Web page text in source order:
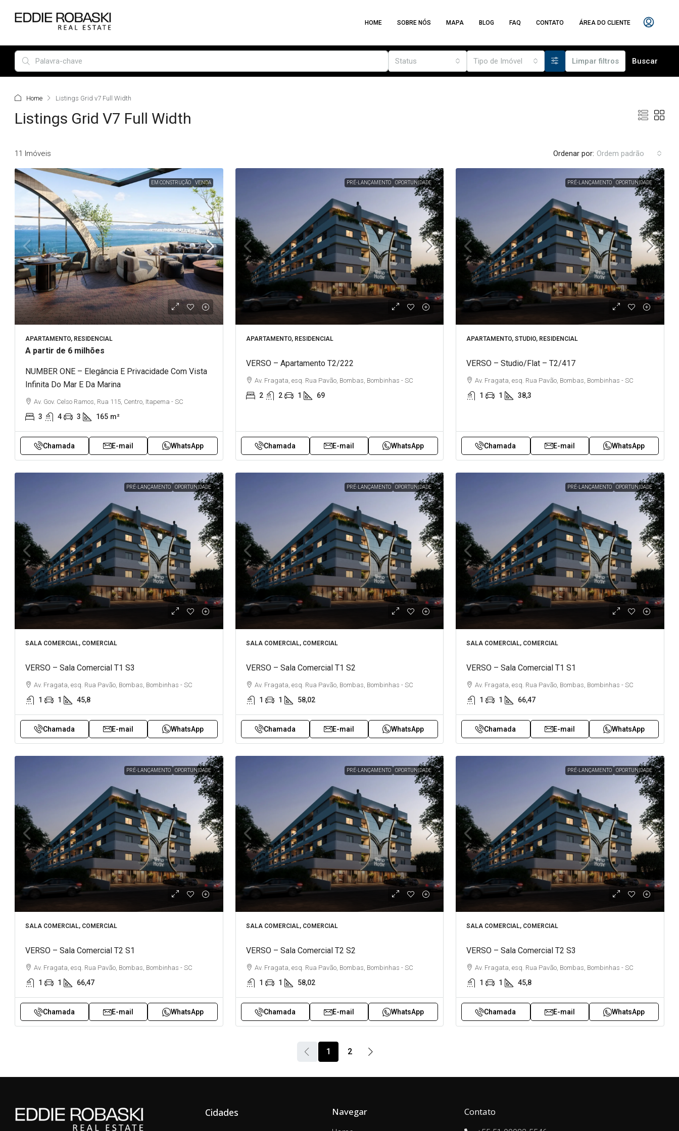
HOME SOBRE NÓS MAPA BLOG FAQ CONTATO ÁREA DO CLIENTE
Status Tipo de Imóvel Limpar filtros Buscar
Home Listings Grid v7 Full Width
Listings Grid V7 Full Width
11 Imóveis Ordenar por: Ordem padrão
EM CONSTRUÇÃO VENDA
APARTAMENTO, RESIDENCIAL
A partir de 6 milhões
NUMBER ONE – Elegância E Privacidade Com Vista
Infinita Do Mar E Da Marina
Av. Gov. Celso Ramos, Rua 115, Centro, Itapema - SC
3 4 3 165 m²
Chamada E-mail WhatsApp
PRÉ-LANÇAMENTO OPORTUNIDADE
APARTAMENTO, RESIDENCIAL
VERSO – Apartamento T2/222
Av. Fragata, esq. Rua Pavão, Bombas, Bombinhas - SC
2 2 1 69
Chamada E-mail WhatsApp
PRÉ-LANÇAMENTO OPORTUNIDADE
APARTAMENTO, STUDIO, RESIDENCIAL
VERSO – Studio/Flat – T2/417
Av. Fragata, esq. Rua Pavão, Bombas, Bombinhas - SC
1 1 38,3
Chamada E-mail WhatsApp
PRÉ-LANÇAMENTO OPORTUNIDADE
SALA COMERCIAL, COMERCIAL
VERSO – Sala Comercial T1 S3
Av. Fragata, esq. Rua Pavão, Bombas, Bombinhas - SC
1 1 45,8
Chamada E-mail WhatsApp
PRÉ-LANÇAMENTO OPORTUNIDADE
SALA COMERCIAL, COMERCIAL
VERSO – Sala Comercial T1 S2
Av. Fragata, esq. Rua Pavão, Bombas, Bombinhas - SC
1 1 58,02
Chamada E-mail WhatsApp
PRÉ-LANÇAMENTO OPORTUNIDADE
SALA COMERCIAL, COMERCIAL
VERSO – Sala Comercial T1 S1
Av. Fragata, esq. Rua Pavão, Bombas, Bombinhas - SC
1 1 66,47
Chamada E-mail WhatsApp
PRÉ-LANÇAMENTO OPORTUNIDADE
SALA COMERCIAL, COMERCIAL
VERSO – Sala Comercial T2 S1
Av. Fragata, esq. Rua Pavão, Bombas, Bombinhas - SC
1 1 66,47
Chamada E-mail WhatsApp
PRÉ-LANÇAMENTO OPORTUNIDADE
SALA COMERCIAL, COMERCIAL
VERSO – Sala Comercial T2 S2
Av. Fragata, esq. Rua Pavão, Bombas, Bombinhas - SC
1 1 58,02
Chamada E-mail WhatsApp
PRÉ-LANÇAMENTO OPORTUNIDADE
SALA COMERCIAL, COMERCIAL
VERSO – Sala Comercial T2 S3
Av. Fragata, esq. Rua Pavão, Bombas, Bombinhas - SC
1 1 45,8
Chamada E-mail WhatsApp
1 2
Cidades Navegar Contato